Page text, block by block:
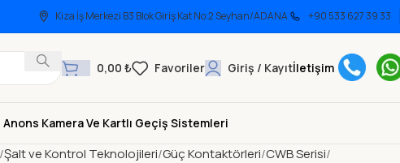
Kiza İş Merkezi B3 Blok Giriş Kat No:2 Seyhan/ADANA +90 533 627 39 33
0,00 ₺ Giriş / Kayıtİletişim
Anons Kamera Ve Kartlı Geçiş Sistemleri
Şalt ve Kontrol Teknolojileri Güç Kontaktörleri CWB Serisi